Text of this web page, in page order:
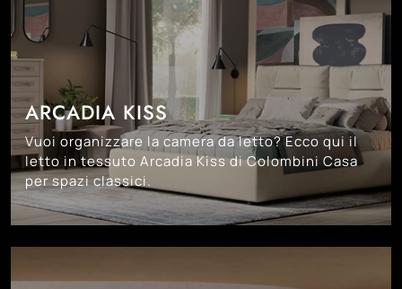
ARCADIA KISS
Vuoi organizzare la camera da letto? Ecco qui il
letto in tessuto Arcadia Kiss di Colombini Casa
per spazi classici.